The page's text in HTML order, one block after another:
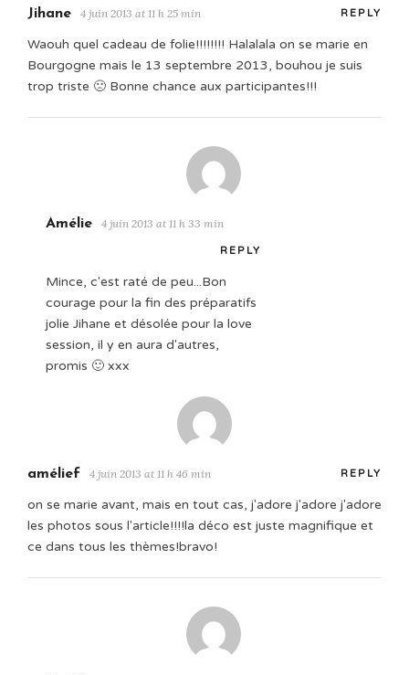
Jihane 4 juin 2013 at 11 h 25 min REPLY
Waouh quel cadeau de folie!!!!!!!! Halalala on se marie en
Bourgogne mais le 13 septembre 2013, bouhou je suis
trop triste 🙁 Bonne chance aux participantes!!!
Amélie 4 juin 2013 at 11 h 33 min
REPLY
Mince, c'est raté de peu...Bon
courage pour la fin des préparatifs
jolie Jihane et désolée pour la love
session, il y en aura d'autres,
promis 🙂 xxx
amélief 4 juin 2013 at 11 h 46 min REPLY
on se marie avant, mais en tout cas, j'adore j'adore j'adore
les photos sous l'article!!!!la déco est juste magnifique et
ce dans tous les thèmes!bravo!